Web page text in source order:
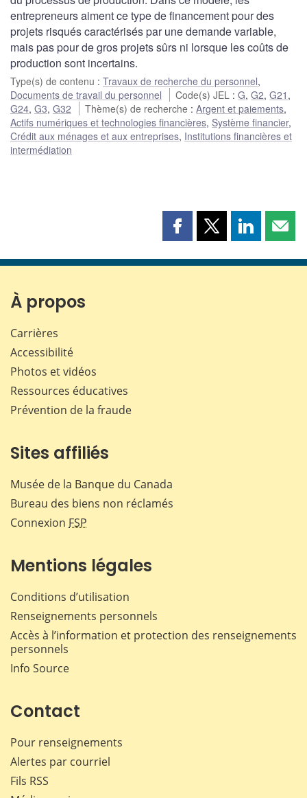
entrepreneurs aiment ce type de financement pour des
projets risqués caractérisés par une demande variable,
mais pas pour de gros projets sûrs ni lorsque les coûts de
production sont incertains.
Type(s) de contenu : Travaux de recherche du personnel,
Documents de travail du personnel
Code(s) JEL :G,G2,G21 ,
G24, G3, G32 Thème(s) de recherche :Argent et paiements,
Actifs numériques et technologies financières, Système financier,
Crédit aux ménages et aux entreprises, Institutions financières et
intermédiation
Partager
page
Partager
page
Partager
page page
À propos
Carrières
Accessibilité
Photos et vidéos
Ressources éducatives
Prévention de la fraude
Sites affiliés
Musée de la Banque du Canada
Bureau des biens non réclamés
Connexion FSP
Mentions légales
Conditions d’utilisation
Renseignements personnels
Accès à l’information et protection des renseignements
personnels
Info Source
Contact
Pour renseignements
Alertes par courriel
Fils RSS